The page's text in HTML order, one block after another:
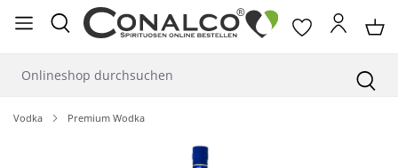
springen
Vodka Premium Wodka